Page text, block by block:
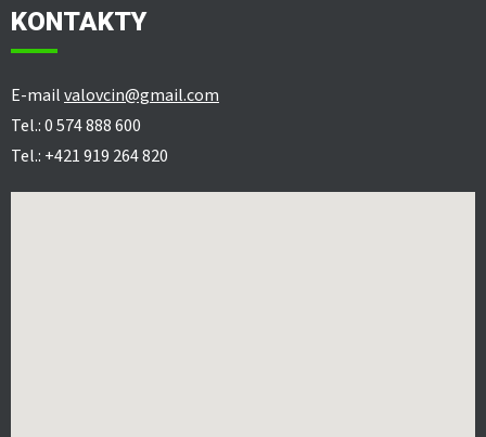
KONTAKTY
E-mailvalovcin@gmail.com
Tel.: 0 574 888 600
Tel.: +421 919 264 820